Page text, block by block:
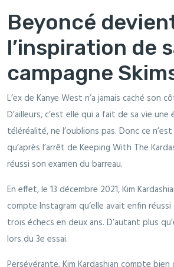
Beyoncé
l’inspiration de
campagne
L’ex de Kanye West n’a jamais caché son
D’ailleurs, c’est elle qui a fait de sa vie une
téléréalité, ne l’oublions pas. Donc ce
qu’après l’arrêt de Keeping With The
réussi son examen du barreau.
En effet, le 13 décembre 2021, Kim
compte Instagram qu’elle avait enfin
trois échecs en deux ans. D’autant plus
lors du 3e essai.